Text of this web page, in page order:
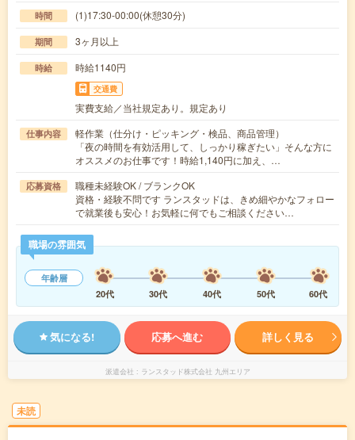
時間 (1)17:30-00:00(休憩30分)
期間 3ヶ月以上
時給 時給1140円
交通費
実費支給／当社規定あり。規定あり
仕事内容
軽作業（仕分け・ピッキング・検品、商品管理）
「夜の時間を有効活用して、しっかり稼ぎたい」そんな方に
オススメのお仕事です！時給1,140円に加え、…
応募資格
職種未経験OK / ブランクOK
資格・経験不問です ランスタッドは、きめ細やかなフォロー
で就業後も安心！お気軽に何でもご相談ください…
職場の雰囲気
年齢層
20代
30代 40代 50代 60代
気になる! 応募へ進む 詳しく見る
派遣会社 ランスタッド株式会社 九州エリア
未読